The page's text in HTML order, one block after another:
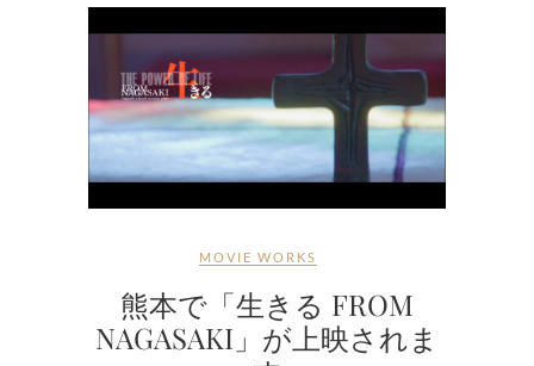
MOVIE WORKS
熊本で「生きる FROM
NAGASAKI」が上映されま